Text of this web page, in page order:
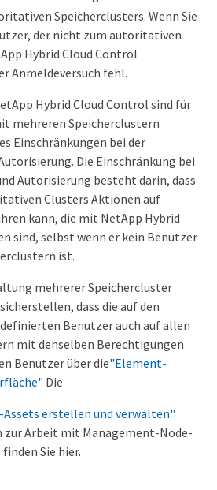
Speicherclusters. Wenn Sie
der nicht zum autoritativen
Hybrid Cloud Control
Anmeldeversuch fehl.
Hybrid Cloud Control sind für
mehreren Speicherclustern
Einschränkungen bei der
Die Einschränkung bei
Autorisierung besteht darin, dass
Clusters Aktionen auf
kann, die mit NetApp Hybrid
sind, selbst wenn er kein Benutzer
ist.
mehrerer Speichercluster
dass die auf den
Benutzer auch auf allen
mit denselben Berechtigungen
Benutzer über die"Element-
Die
erstellen und verwalten"
Arbeit mit Management-Node-
Sie hier.